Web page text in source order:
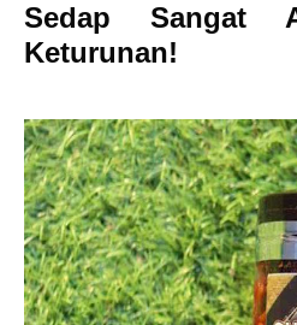
Sedap Sangat
Keturunan!